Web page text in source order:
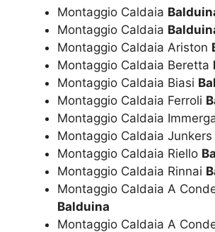
Montaggio Caldaia
Montaggio Caldaia
Montaggio Caldaia Ariston
Montaggio Caldaia Beretta
Montaggio Caldaia Biasi
Montaggio Caldaia Ferroli
Montaggio Caldaia
Montaggio Caldaia Junkers
Montaggio Caldaia Riello
Montaggio Caldaia Rinnai
Montaggio Caldaia A
Balduina
Montaggio Caldaia A